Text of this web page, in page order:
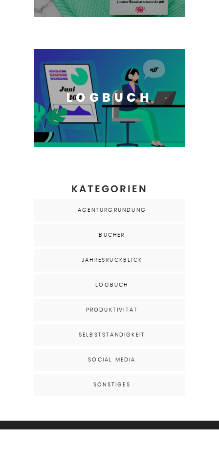
LOGBUCH
KATEGORIEN
AGENTURGRÜNDUNG
BÜCHER
JAHRESRÜCKBLICK
LOGBUCH
PRODUKTIVITÄT
SELBSTSTÄNDIGKEIT
SOCIAL MEDIA
SONSTIGES